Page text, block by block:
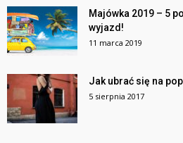
Majówka 2019 – 5
wyjazd!
11 marca 2019
Jak ubrać się na
5 sierpnia 2017